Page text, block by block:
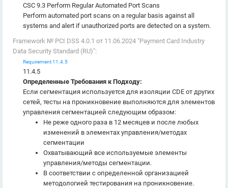
CSC 9.3 Perform Regular Automated Port Scans
Perform automated port scans on a regular basis against all
systems and alert if unauthorized ports are detected on a system.
Framework № PCI DSS 4.0.1 от 11.06.2024 "Payment Card Industry
Data Security Standard (RU)":
Requirement 11.4.5
11.4.5
Определенные Требования к Подходу:
Если сегментация используется для изоляции CDE от других
сетей, тесты на проникновение выполняются для элементов
управления сегментацией следующим образом:
Не реже одного раза в 12 месяцев и после любых
изменений в элементах управления/методах
сегментации
Охватывающий все используемые элементы
управления/методы сегментации.
В соответствии с определенной организацией
методологией тестирования на проникновение.